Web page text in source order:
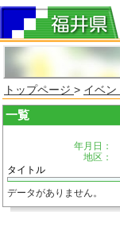
トップページ > イベン
一覧
年月日：
地区：
タイトル
データがありません。